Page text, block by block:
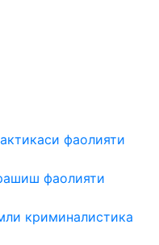
фаолияти
фаолияти
криминалистика